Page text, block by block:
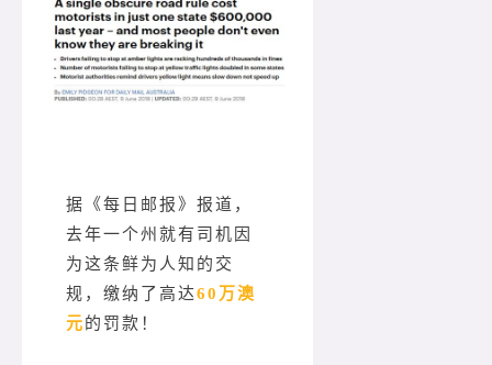
据《每日邮报》报道，
去年一个州就有司机因
为这条鲜为人知的交
规，缴纳了高达60万澳
元的罚款！